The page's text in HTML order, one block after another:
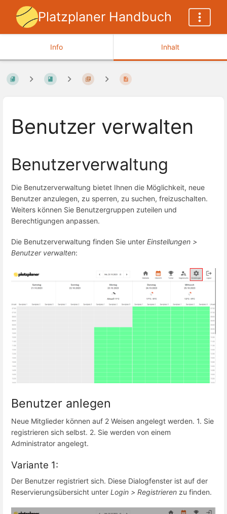
Platzplaner Handbuch
Info Inhalt
Benutzer verwalten
Benutzerverwaltung
Die Benutzerverwaltung bietet Ihnen die Möglichkeit, neue
Benutzer anzulegen, zu sperren, zu suchen, freizuschalten.
Weiters können Sie Benutzergruppen zuteilen und
Berechtigungen anpassen.
Die Benutzerverwaltung finden Sie unter Einstellungen >
Benutzer verwalten:
Benutzer anlegen
Neue Mitglieder können auf 2 Weisen angelegt werden. 1. Sie
registrieren sich selbst. 2. Sie werden von einem
Administrator angelegt.
Variante 1:
Der Benutzer registriert sich. Diese Dialogfenster ist auf der
Reservierungsübersicht unter Login > Registrieren zu finden.